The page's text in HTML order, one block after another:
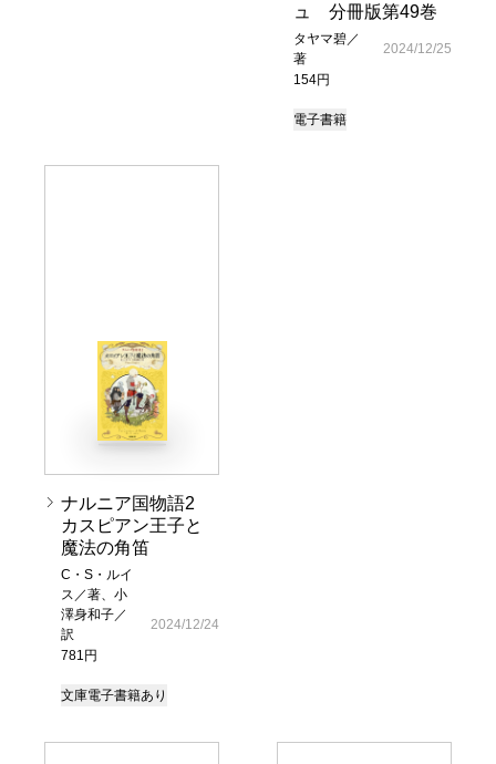
ュ 分冊版第49巻
タヤマ碧／
著
154円
2024/12/25
電子書籍
ナルニア国物語2
カスピアン王子と
魔法の角笛
C・S・ルイ
ス／著、小
澤身和子／
訳
781円
2024/12/24
文庫電子書籍あり